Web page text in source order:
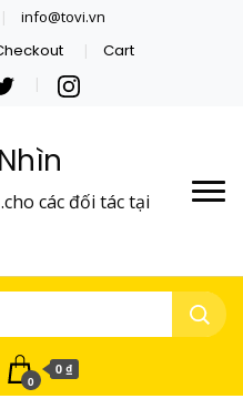
info@tovi.vn
Cart
các đối tác tại
0
0 ₫